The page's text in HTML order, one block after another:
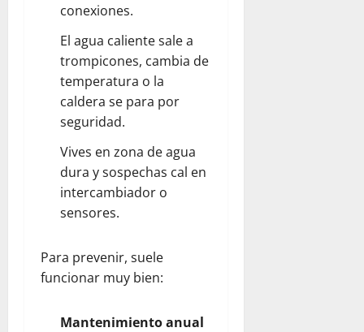
conexiones.
El agua caliente sale a
trompicones, cambia de
temperatura o la
caldera se para por
seguridad.
Vives en zona de agua
dura y sospechas cal en
intercambiador o
sensores.
Para prevenir, suele
funcionar muy bien:
Mantenimiento anual